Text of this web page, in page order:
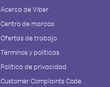
Acerca de Viber
Centro de marcas
Ofertas de trabajo
Términos y políticas
Política de privacidad
Customer Complaints Code